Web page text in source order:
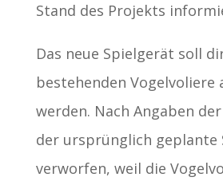
Stand des Projekts
Das neue Spielgerät soll
bestehenden Vogelvoliere
werden. Nach Angaben
der ursprünglich geplante
verworfen, weil die